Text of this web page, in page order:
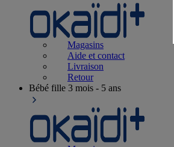
Magasins
Aide et contact
Livraison
Retour
Bébé fille 3 mois - 5 ans